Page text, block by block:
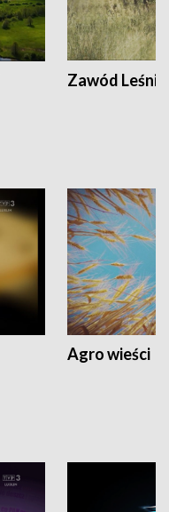
Zawód Leśnik
Agro wieści